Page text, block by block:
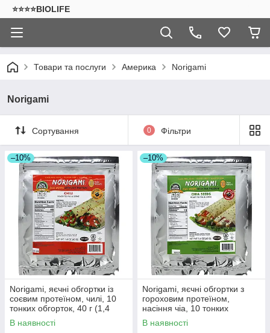
⭐⭐⭐⭐BIOLIFE
Товари та послуги Америка Norigami
Norigami
Сортування 0 Фільтри
–10%
Norigami, яєчні обгортки із
соєвим протеїном, чилі, 10
тонких обгорток, 40 г (1,4
унції) оригінал
В наявності
–10%
Norigami, яєчні обгортки з
гороховим протеїном,
насіння чіа, 10 тонких
обгорток, 40 г (1,4 унції) в
Україні оригінал
В наявності